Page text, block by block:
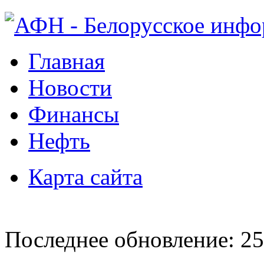
Главная
Новости
Финансы
Нефть
Карта сайта
Последнее обновление: